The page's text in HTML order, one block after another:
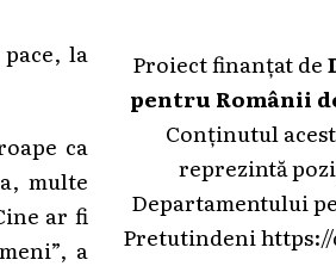
la
ca
multe
ar fi
a
Proiect finanțat de
pentru Românii
Conținutul
reprezintă
Departamentului
Pretutindeni